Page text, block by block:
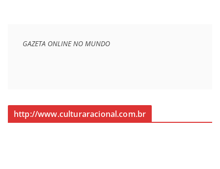
GAZETA ONLINE NO MUNDO
http://www.culturaracional.com.br